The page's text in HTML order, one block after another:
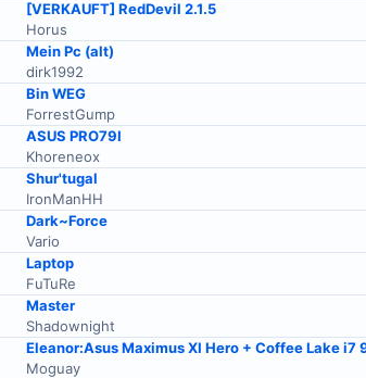
[VERKAUFT] RedDevil 2.1.5
Horus
Mein Pc (alt)
dirk1992
Bin WEG
ForrestGump
ASUS PRO79I
Khoreneox
Shur'tugal
IronManHH
Dark~Force
Vario
Laptop
FuTuRe
Master
Shadownight
Moguay